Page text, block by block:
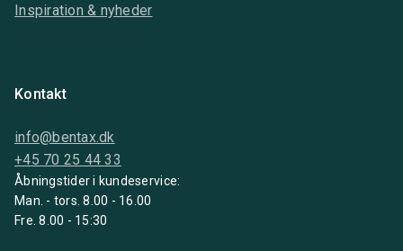
Inspiration & nyheder
Kontakt
info@bentax.dk
+45 70 25 44 33
Åbningstider i kundeservice:
Man. - tors. 8.00 - 16.00
Fre. 8.00 - 15:30